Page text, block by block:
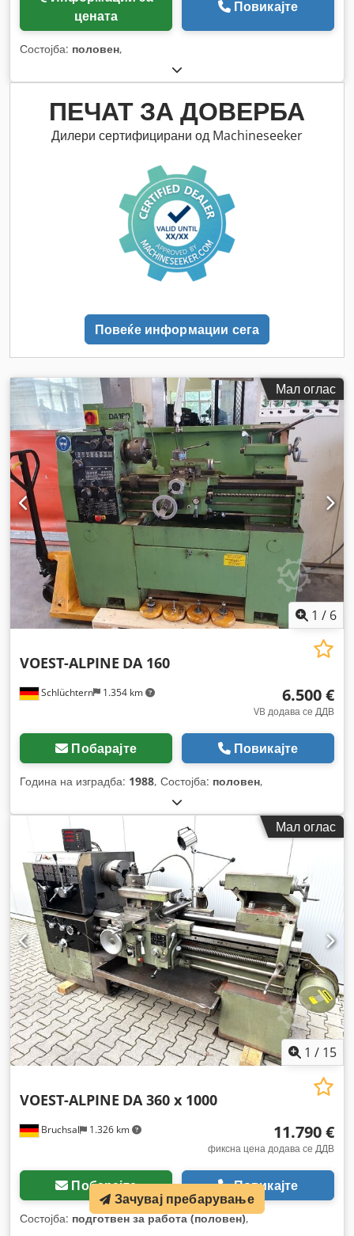
цената
Повикајте
Состојба: половен,
ПЕЧАТ ЗА ДОВЕРБА
Дилери сертифицирани од Machineseeker
Повеќе информации сега
Мал оглас
1 / 6
Schlüchtern 1.354 km
VOEST-ALPINE DA 160
6.500 €
VB додава се ДДВ
Побарајте Повикајте
Година на изградба: 1988, Состојба: половен,
Мал оглас
1 / 15
Bruchsal 1.326 km
VOEST-ALPINE DA 360 x 1000
11.790 €
фиксна цена додава се ДДВ
Побарајте Повикајте
Состојба: подготвен за работа (половен),
Зачувај пребарување